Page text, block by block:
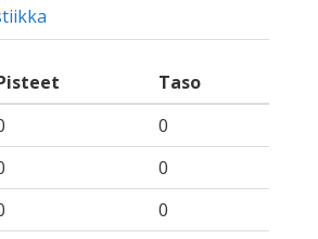
Taso
0
0
0